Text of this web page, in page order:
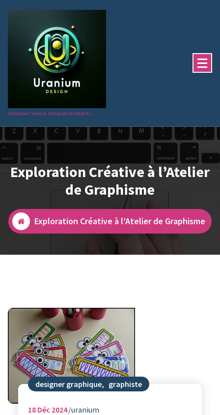
Concevoir l'avenir, marquer les esprits.
Exploration Créative à l’Atelier
de Graphisme
Exploration Créative à l’Atelier de Graphisme
designer graphique, graphiste
18Déc 2024 uranium